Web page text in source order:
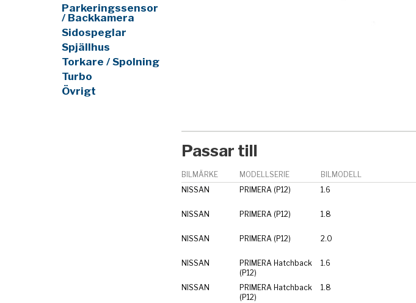
Parkeringssensor
/ Backkamera
Sidospeglar
Spjällhus
Torkare / Spolning
Turbo
Övrigt
Passar till
BILMÄRKE MODELLSERIE BILMODELL
NISSAN
PRIMERA (P12) 1.6
NISSAN
PRIMERA (P12) 1.8
NISSAN
PRIMERA (P12) 2.0
NISSAN
PRIMERA Hatchback
(P12)
1.6
NISSAN
PRIMERA Hatchback
(P12)
1.8